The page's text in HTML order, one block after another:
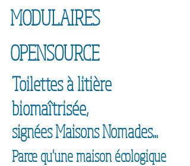
MODULAIRES
OPENSOURCE
Toilettes à litière
biomaîtrisée,
signées Maisons Nomades...
Parce qu'une maison écologique